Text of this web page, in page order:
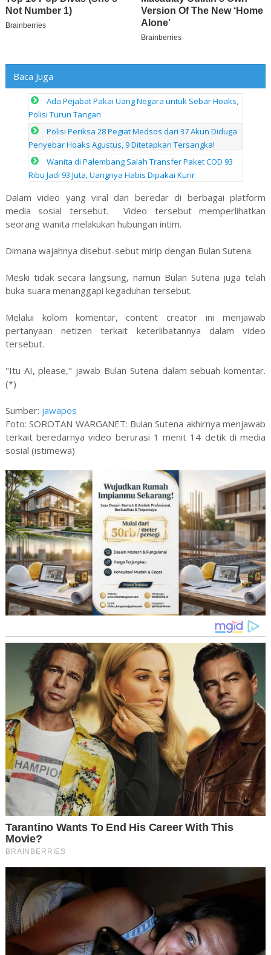
Baca Juga
Ada Pejabat Pakai Uang Negara untuk Sebar Hoaks,
Polisi Turun Tangan
Polisi Periksa 28 Pegiat Medsos dari 37 Akun Diduga
Penyebar Hoaks Agustus, 9 Ditetapkan Tersangka!
Wanita di Palembang Salah Transfer Paket COD 93
Ribu Jadi 93 Juta, Uangnya Habis Dipakai Kurir
Dalam video yang viral dan beredar di berbagai platform
media sosial tersebut. Video tersebut memperlihatkan
seorang wanita melakukan hubungan intim.
Dimana wajahnya disebut-sebut mirip dengan Bulan Sutena.
Meski tidak secara langsung, namun Bulan Sutena juga telah
buka suara menanggapi kegaduhan tersebut.
Melalui kolom komentar, content creator ini menjawab
pertanyaan netizen terkait keterlibatannya dalam video
tersebut.
"Itu AI, please," jawab Bulan Sutena dalam sebuah komentar.
(*)
Sumber: jawapos
Foto: SOROTAN WARGANET: Bulan Sutena akhirnya menjawab
terkait beredarnya video berurasi 1 menit 14 detik di media
sosial (istimewa)